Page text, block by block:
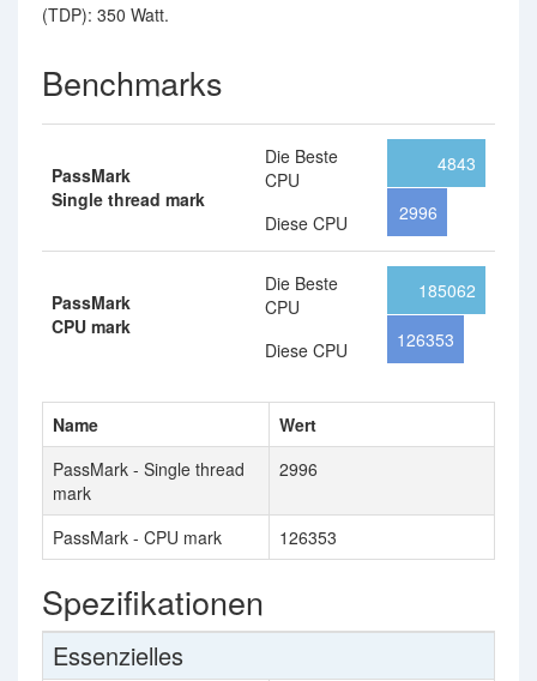
(TDP): 350 Watt.
Benchmarks
PassMark
Single thread mark
Die Beste
CPU
Diese CPU
4843
2996
PassMark
CPU mark
Die Beste
CPU
Diese CPU
185062
126353
Name
Wert
PassMark - Single thread
mark
2996
PassMark - CPU mark 126353
Spezifikationen
Essenzielles